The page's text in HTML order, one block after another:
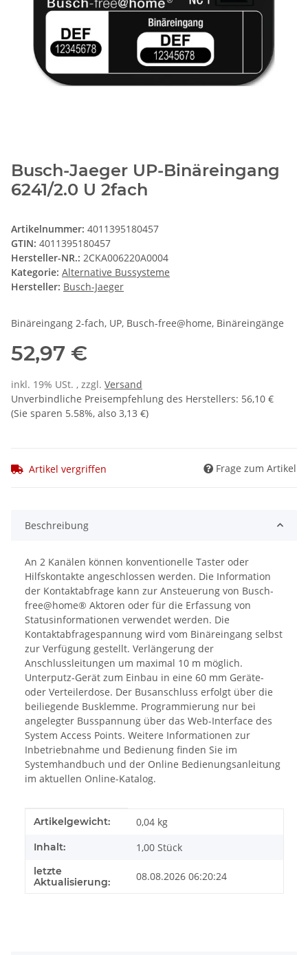
Busch-Jaeger UP-Binäreingang
6241/2.0 U 2fach
Artikelnummer: 4011395180457
GTIN: 4011395180457
Hersteller-NR.: 2CKA006220A0004
Kategorie: Alternative Bussysteme
Hersteller: Busch-Jaeger
Binäreingang 2-fach, UP, Busch-free@home, Binäreingänge
52,97 €
inkl. 19% USt. , zzgl. Versand
Unverbindliche Preisempfehlung des Herstellers: 56,10 €
(Sie sparen 5.58%, also 3,13 €)
Artikel vergriffen Frage zum Artikel
Beschreibung
An 2 Kanälen können konventionelle Taster oder
Hilfskontakte angeschlossen werden. Die Information
der Kontaktabfrage kann zur Ansteuerung von Busch-
free@home® Aktoren oder für die Erfassung von
Statusinformationen verwendet werden. Die
Kontaktabfragespannung wird vom Binäreingang selbst
zur Verfügung gestellt. Verlängerung der
Anschlussleitungen um maximal 10 m möglich.
Unterputz-Gerät zum Einbau in eine 60 mm Geräte-
oder Verteilerdose. Der Busanschluss erfolgt über die
beiliegende Busklemme. Programmierung nur bei
angelegter Busspannung über das Web-Interface des
System Access Points. Weitere Informationen zur
Inbetriebnahme und Bedienung finden Sie im
Systemhandbuch und der Online Bedienungsanleitung
im aktuellen Online-Katalog.
Produkteigenschaft
Wert
Artikelgewicht: 0,04 kg
Inhalt: 1,00 Stück
letzte
Aktualisierung:
08.08.2026 06:20:24